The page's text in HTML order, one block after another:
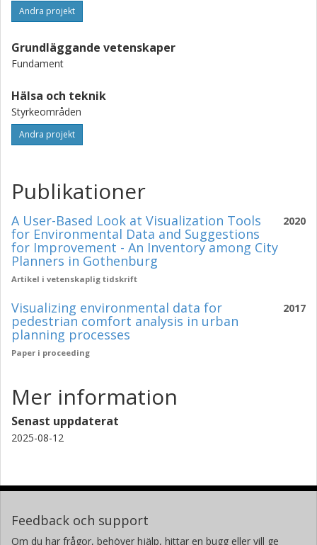
Andra projekt
Grundläggande vetenskaper
Fundament
Hälsa och teknik
Styrkeområden
Andra projekt
Publikationer
2020
A User-Based Look at Visualization Tools
for Environmental Data and Suggestions
for Improvement - An Inventory among City
Planners in Gothenburg
Artikel i vetenskaplig tidskrift
2017
Visualizing environmental data for
pedestrian comfort analysis in urban
planning processes
Paper i proceeding
Mer information
Senast uppdaterat
2025-08-12
Feedback och support
Om du har frågor, behöver hjälp, hittar en bugg eller vill ge